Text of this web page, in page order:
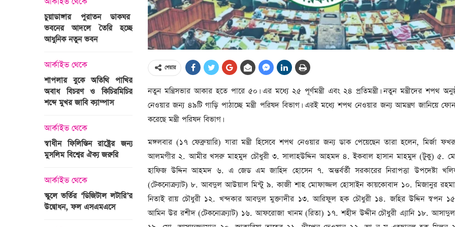
শেয়ার
নতুন মন্ত্রিসভার আকার হতে পারে ৫০। এর মধ্যে ২৫ পূর্ণমন্ত্রী এবং ২৪ প্রতিমন্ত্রী। নতুন মন্ত্রীদের শপথ
নেওয়ার জন্য ৪৯টি গাড়ি পাঠাচ্ছে মন্ত্রী পরিষদ বিভাগ। এরই মধ্যে শপথ নেওয়ার জন্য আমন্ত্রণ জানিয়ে
করেছে মন্ত্রী পরিষদ বিভাগ।
মঙ্গলবার (১৭ ফেব্রুয়ারি) যারা মন্ত্রী হিসেবে শপথ নেওয়ার জন্য ডাক পেয়েছেন তারা হলেন, মির্জা
আলমগীর ২. আমীর খসরু মাহমুদ চৌধুরী ৩. সালাহউদ্দিন আহমদ ৪. ইকবাল হাসান মাহমুদ (টুকু) ৫.
হাফিজ উদ্দিন আহমদ ৬. এ জেড এম জাহিদ হোসেন ৭. অন্তর্বর্তী সরকারের নিরাপত্তা উপদেষ্টা
(টেকনোক্র্যাট) ৮. আবদুল আউয়াল মিন্টু ৯. কাজী শাহ মোফাজ্জল হোসাইন কায়কোবাদ ১০. মিজানুর
নিতাই রায় চৌধুরী ১২. খন্দকার আবদুল মুক্তাদীর ১৩. আরিফুল হক চৌধুরী ১৪. জহির উদ্দিন স্বপন
আমিন উর রশীদ (টেকনোক্র্যাট) ১৬. আফরোজা খানম (রিতা) ১৭. শহীদ উদ্দীন চৌধুরী এ্যানি ১৮.
চুয়াডাঙ্গার পুরাতন ডাকঘর
ভবনের আদলে তৈরি হচ্ছে
আধুনিক নতুন ভবন
আর্কাইভ থেকে
শাপলার বুকে অতিথি পাখির
অবাধ বিচরণ ও কিচিরমিচির
শব্দে মুখর জাবি ক্যাম্পাস
আর্কাইভ থেকে
স্বাধীন ফিলিস্তিন রাষ্ট্রের জন্য
মুসলিম বিশ্বের ঐক্য জরুরি
আর্কাইভ থেকে
স্কুলে ভর্তির ‘ডিজিটাল লটারি’র
উদ্বোধন, ফল এসএমএসে
অপরাধ
গুলশান হলি আর্টিজান হামলা
মামলা : হাইকোর্টের রায় আজ
আন্তর্জাতিক
মাওলানা তারেক জামিলের
ছেলের মৃত্যু
বিশ্বকাপ ইাতহাসে সাকিবের
আরেকটি রেকর্ড
আর্কাইভ থেকে
টানেল উদ্বোধন : প্রধানমন্ত্রীর
জনসভায় যোগ দিচ্ছেন দলীয়
নেতাকর্মীরা
আর্কাইভ থেকে
সেহরি, ইফতার ও তারাবির
সময় নিরবচ্ছিন্ন বিদ্যুৎ রাখার
নির্দেশ: প্রধানমন্ত্রী তারেক
রহমান
আর্কাইভ থেকে
আর্কাইভ থেকে
নতুন মন্ত্রিসভা ৫০ সদস্যের হতে
পারে, ২৫ পূর্ণমন্ত্রী, প্রতিমন্ত্রী
২৪
আর্কাইভ থেকে